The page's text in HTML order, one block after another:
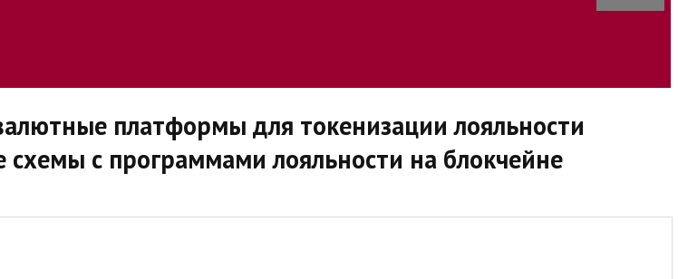
платформы для токенизации лояльности
с программами лояльности на блокчейне